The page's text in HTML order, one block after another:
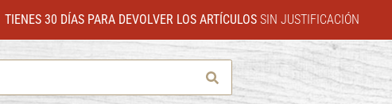
TIENES 30 DÍAS PARA DEVOLVER LOS ARTÍCULOS SIN JUSTIFICACIÓN
Buscar